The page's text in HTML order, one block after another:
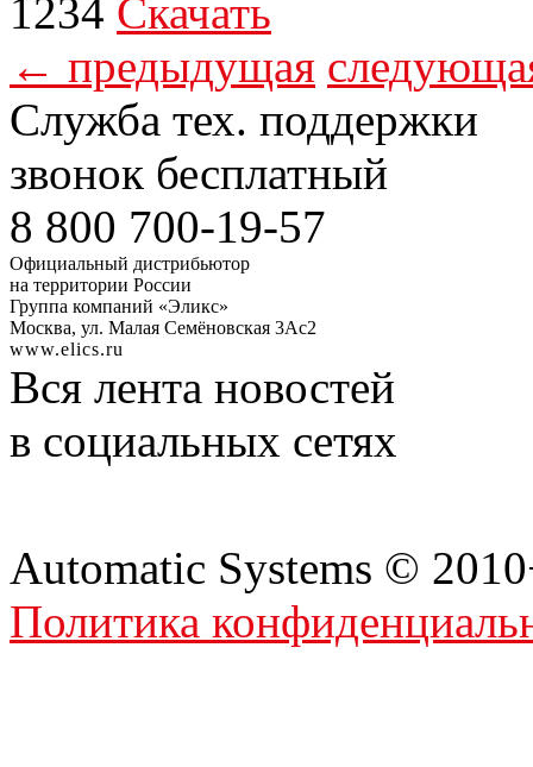
1234 Скачать
← предыдущая
Служба тех. поддержки
звонок бесплатный
8 800 700-19-57
Официальный дистрибьютор
на территории России
Группа компаний «Эликс»
Москва, ул. Малая Семёновская 3Ас2
www.elics.ru
Вся лента новостей
в социальных сетях
Automatic Systems ©
Политика